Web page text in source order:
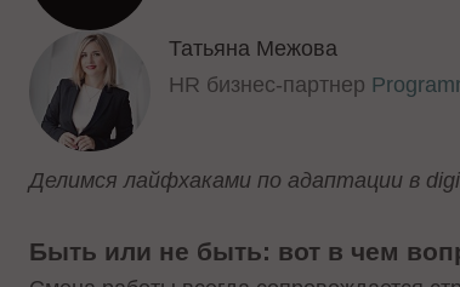
Татьяна Межова
HR бизнес-партнер
Делимся лайфхаками по адаптации в
Быть или не быть: вот в чем